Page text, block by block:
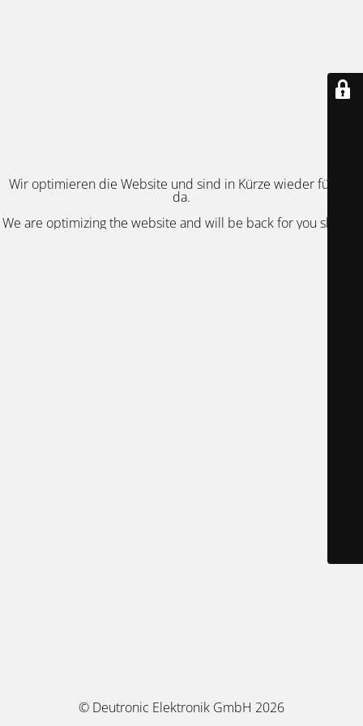
Wir optimieren die Website und sind in Kürze wieder für Sie
da.
We are optimizing the website and will be back for you shortly.
© Deutronic Elektronik GmbH 2026